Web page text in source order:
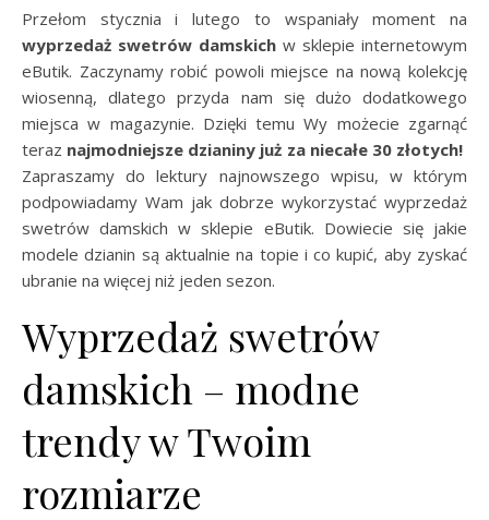
Przełom stycznia i lutego to wspaniały moment na
wyprzedaż swetrów damskich w sklepie internetowym
eButik. Zaczynamy robić powoli miejsce na nową kolekcję
wiosenną, dlatego przyda nam się dużo dodatkowego
miejsca w magazynie. Dzięki temu Wy możecie zgarnąć
teraz najmodniejsze dzianiny już za niecałe 30 złotych!
Zapraszamy do lektury najnowszego wpisu, w którym
podpowiadamy Wam jak dobrze wykorzystać wyprzedaż
swetrów damskich w sklepie eButik. Dowiecie się jakie
modele dzianin są aktualnie na topie i co kupić, aby zyskać
ubranie na więcej niż jeden sezon.
Wyprzedaż swetrów
damskich – modne
trendy w Twoim
rozmiarze